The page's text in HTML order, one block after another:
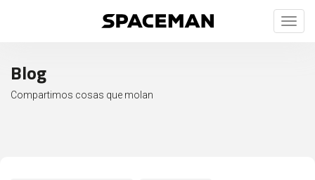
Toggle
Blog
Compartimos cosas que molan